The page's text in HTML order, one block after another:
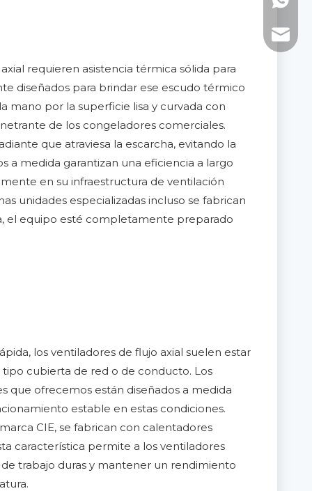
requieren asistencia térmica sólida para
diseñados para brindar ese escudo térmico
mano por la superficie lisa y curvada con
de los congeladores comerciales.
que atraviesa la escarcha, evitando la
a medida garantizan una eficiencia a largo
en su infraestructura de ventilación
unidades especializadas incluso se fabrican
el equipo esté completamente preparado
los ventiladores de flujo axial suelen estar
cubierta de red o de conducto. Los
que ofrecemos están diseñados a medida
estable en estas condiciones.
CIE, se fabrican con calentadores
característica permite a los ventiladores
trabajo duras y mantener un rendimiento
Correo